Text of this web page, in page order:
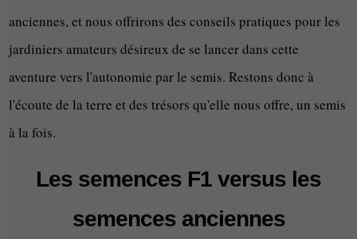
anciennes, et nous offrirons des conseils pratiques pour les
jardiniers amateurs désireux de se lancer dans cette
aventure vers l'autonomie par le semis. Restons donc à
l'écoute de la terre et des trésors qu'elle nous offre, un semis
à la fois.
Les semences F1 versus les
semences anciennes